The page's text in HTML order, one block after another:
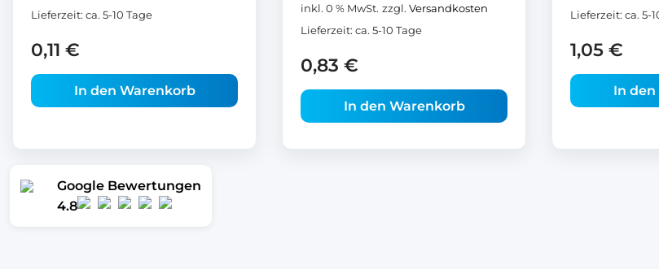
Google Bewertungen
4.8
Lieferzeit: ca. 5-10 Tage
0,11 €
In den Warenkorb
inkl. 0 % MwSt. zzgl. Versandkosten
Lieferzeit: ca. 5-10 Tage
0,83 €
In den Warenkorb
Lieferzeit: ca. 5-
1,05 €
In